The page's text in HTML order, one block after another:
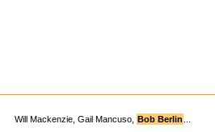
Will Mackenzie, Gail Mancuso, Bob Berlin